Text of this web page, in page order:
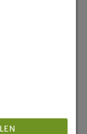
Institut für
in den Blick
pastoralen
»im
nicht in den